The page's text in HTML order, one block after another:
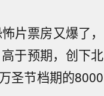
片票房又爆了，
于预期，创下北
圣节档期的8000